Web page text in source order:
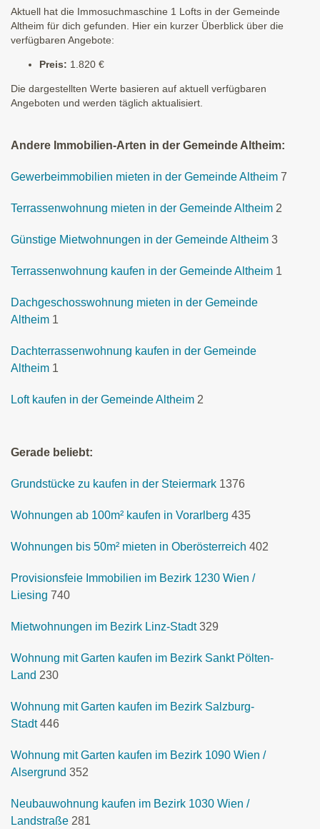
Aktuell hat die Immosuchmaschine 1 Lofts in der Gemeinde
Altheim für dich gefunden. Hier ein kurzer Überblick über die
verfügbaren Angebote:
Preis: 1.820 €
Die dargestellten Werte basieren auf aktuell verfügbaren
Angeboten und werden täglich aktualisiert.
Andere Immobilien-Arten in der Gemeinde Altheim:
Gewerbeimmobilien mieten in der Gemeinde Altheim 7
Terrassenwohnung mieten in der Gemeinde Altheim 2
Günstige Mietwohnungen in der Gemeinde Altheim 3
Terrassenwohnung kaufen in der Gemeinde Altheim 1
Dachgeschosswohnung mieten in der Gemeinde
Altheim 1
Dachterrassenwohnung kaufen in der Gemeinde
Altheim 1
Loft kaufen in der Gemeinde Altheim 2
Gerade beliebt:
Grundstücke zu kaufen in der Steiermark 1376
Wohnungen ab 100m² kaufen in Vorarlberg 435
Wohnungen bis 50m² mieten in Oberösterreich 402
Provisionsfeie Immobilien im Bezirk 1230 Wien /
Liesing 740
Mietwohnungen im Bezirk Linz-Stadt 329
Wohnung mit Garten kaufen im Bezirk Sankt Pölten-
Land 230
Wohnung mit Garten kaufen im Bezirk Salzburg-
Stadt 446
Wohnung mit Garten kaufen im Bezirk 1090 Wien /
Alsergrund 352
Neubauwohnung kaufen im Bezirk 1030 Wien /
Landstraße 281